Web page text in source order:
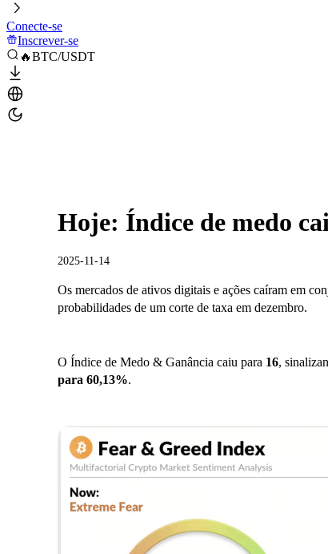
Conecte-se
Inscrever-se
🔥BTC/USDT
Hoje: Índice de medo
2025-11-14
Os mercados de ativos digitais e ações caíram em
probabilidades de um corte de taxa em dezembro.
O Índice de Medo & Ganância caiu para 16,
para 60,13%.